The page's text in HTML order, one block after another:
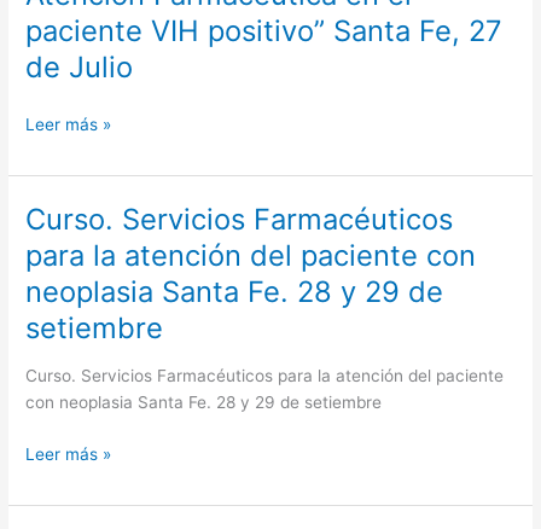
4
de
agosto
paciente VIH positivo” Santa Fe, 27
de Julio
para
la
Atención
positivo”
Santa
Fe,
27
de
Leer más »
Curso. Servicios Farmacéuticos
para la atención del paciente con
neoplasia Santa Fe. 28 y 29 de
setiembre
Curso. Servicios Farmacéuticos para la atención del paciente
con neoplasia Santa Fe. 28 y 29 de setiembre
Curso.
Servicios
Farmacéuticos
para
la
del
paciente
neoplasia
Fe.
Leer más »